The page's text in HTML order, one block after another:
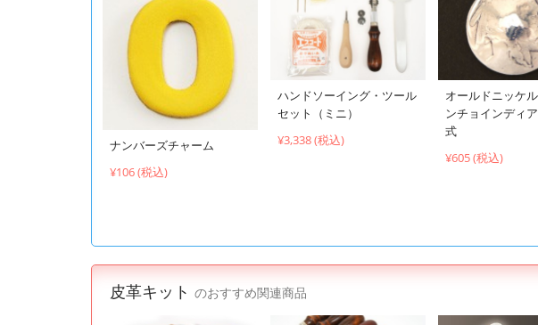
ナンバーズチャーム
¥106 (税込)
ハンドソーイング・ツール
セット（ミニ）
¥3,338 (税込)
オールドニッケ
ンチョインディ
式
¥605 (税込)
皮革キット のおすすめ関連商品